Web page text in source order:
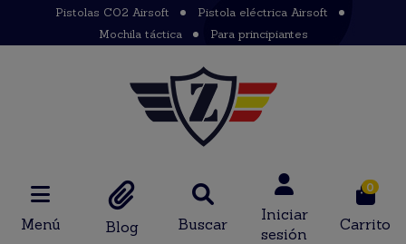
Pistolas CO2 Airsoft
Pistola eléctrica Airsoft
Mochila táctica
Para principiantes
Menú Blog Buscar
Iniciar
sesión
0
Carrito